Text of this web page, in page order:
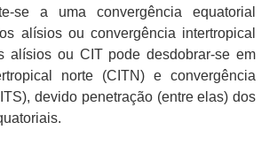
se a uma convergência equatorial
alísios ou convergência intertropical
alísios ou CIT pode desdobrar-se em
norte (CITN) e convergência
devido penetração (entre elas) dos